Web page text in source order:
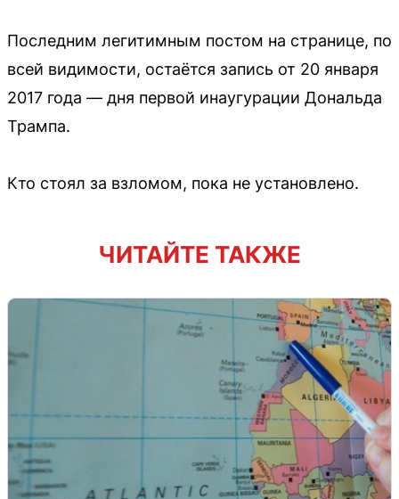
Последним легитимным постом на странице, по
всей видимости, остаётся запись от 20 января
2017 года — дня первой инаугурации Дональда
Трампа.
Кто стоял за взломом, пока не установлено.
ЧИТАЙТЕ ТАКЖЕ